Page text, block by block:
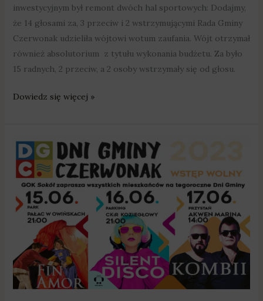
inwestycyjnym był remont dwóch hal sportowych: Dodajmy,
że 14 głosami za, 3 przeciw i 2 wstrzymującymi Rada Gminy
Czerwonak udzieliła wójtowi wotum zaufania. Wójt otrzymał
również absolutorium z tytułu wykonania budżetu. Za było
15 radnych, 2 przeciw, a 2 osoby wstrzymały się od głosu.
Dowiedz się więcej »
Teatr,
dyskoteka,
piknik
motocyklowy
Kombii
Dni
Gminy
Czerwonak